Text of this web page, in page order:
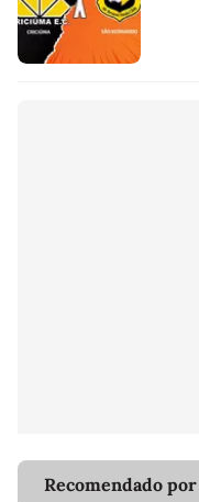
Recomendado por